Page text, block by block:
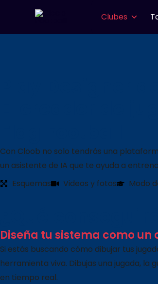
contenido
Clubes
Con Cloob no solo tendrás una
un asistente de IA que te ayuda a
Esquemas
Videos y fotos Modo
Diseña tu sistema como
Si estás buscando cómo dibujar tus
herramienta viva. Dibujas una jugada, la
en tiempo real.